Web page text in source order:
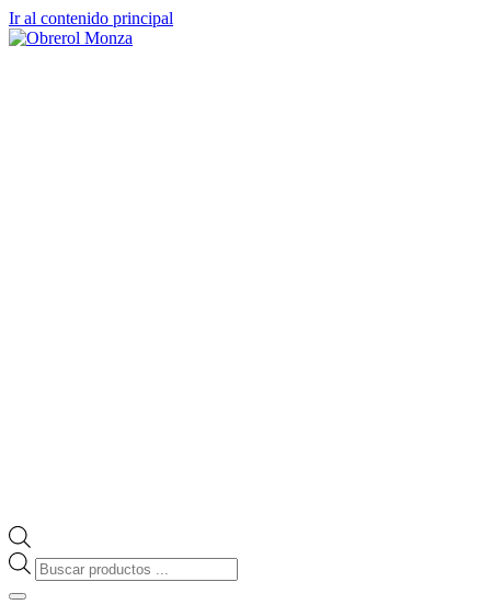
Ir al contenido principal
Búsqueda
de